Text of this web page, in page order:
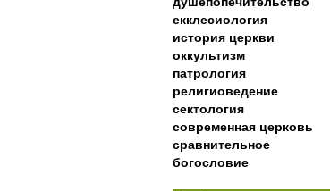
екклесиология
история церкви
оккультизм
патрология
религиоведение
сектология
современная церковь
сравнительное
богословие